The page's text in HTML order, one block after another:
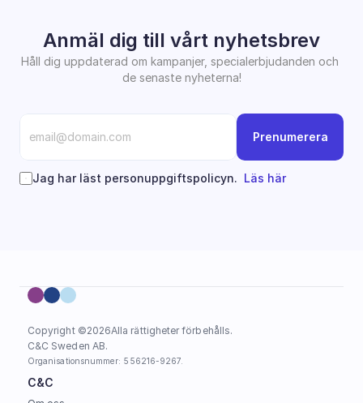
Anmäl dig till vårt nyhetsbrev
Håll dig uppdaterad om kampanjer, specialerbjudanden och
de senaste nyheterna!
Prenumerera
Jag har läst personuppgiftspolicyn. Läs här
Copyright ©2026Alla rättigheter förbehålls.
C&C Sweden AB.
Organisationsnummer: 556216-9267.
C&C